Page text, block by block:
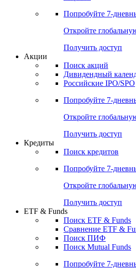
Cbonds Pages
Опросы
Попробуйте7-
Откройте
Получить доступ
Поиск акций
Российские IPO/SPO
Попробуйте7-
Откройте
Получить доступ
Поиск кредитов
Попробуйте7-
Откройте
Получить доступ
ETF & Funds
Сравнение ETF &